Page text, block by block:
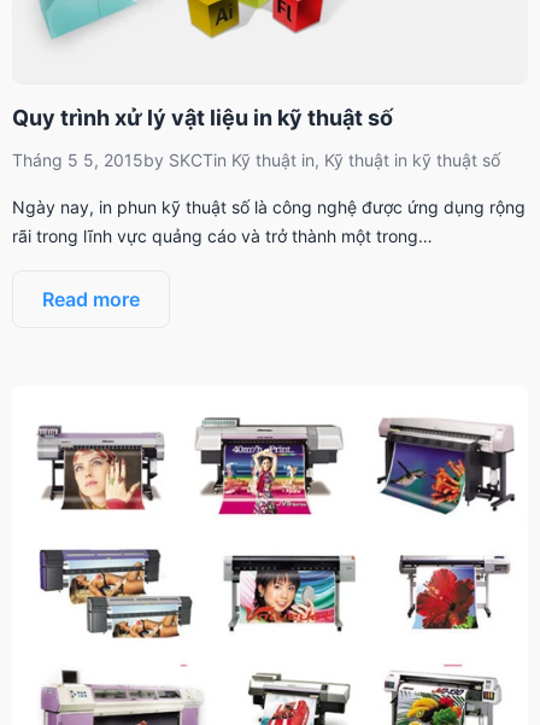
Quy trình xử lý vật liệu in kỹ thuật số
Tháng 5 5, 2015by SKCTin Kỹ thuật in, Kỹ thuật in kỹ thuật số
Ngày nay, in phun kỹ thuật số là công nghệ được ứng dụng rộng
rãi trong lĩnh vực quảng cáo và trở thành một trong…
Read more